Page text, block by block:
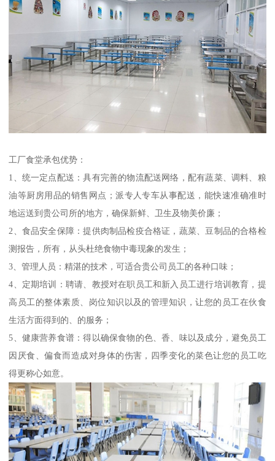
工厂食堂承包优势：
1、统一定点配送：具有完善的物流配送网络，配有蔬菜、调料、粮
油等厨房用品的销售网点；派专人专车从事配送，能快速准确准时
地运送到贵公司所的地方，确保新鲜、卫生及物美价廉；
2、食品安全保障：提供肉制品检疫合格证，蔬菜、豆制品的合格检
测报告，所有，从头杜绝食物中毒现象的发生；
3、管理人员：精湛的技术，可适合贵公司员工的各种口味；
4、定期培训：聘请、教授对在职员工和新入员工进行培训教育，提
高员工的整体素质、岗位知识以及的管理知识，让您的员工在伙食
生活方面得到的、的服务；
5、健康营养食谱：得以确保食物的色、香、味以及成分，避免员工
因厌食、偏食而造成对身体的伤害，四季变化的菜色让您的员工吃
得更称心如意。